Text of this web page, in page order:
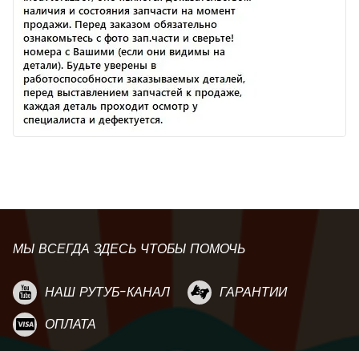
МЫ ВСЕГДА ЗДЕСЬ ЧТОБЫ ПОМОЧЬ
НАШ РУТУБ-КАНАЛ
ГАРАНТИИ
ОПЛАТА